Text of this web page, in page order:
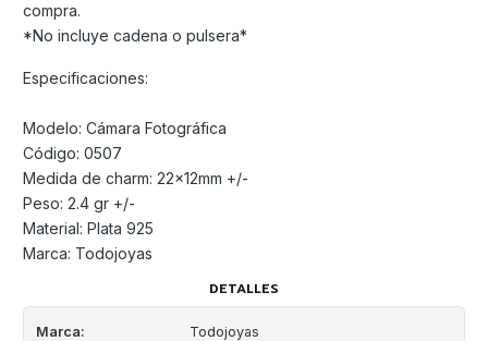
compra.
*No incluye cadena o pulsera*
Especificaciones:
Modelo: Cámara Fotográfica
Código: 0507
Medida de charm: 22x12mm +/-
Peso: 2.4 gr +/-
Material: Plata 925
Marca: Todojoyas
DETALLES
Marca: Todojoyas